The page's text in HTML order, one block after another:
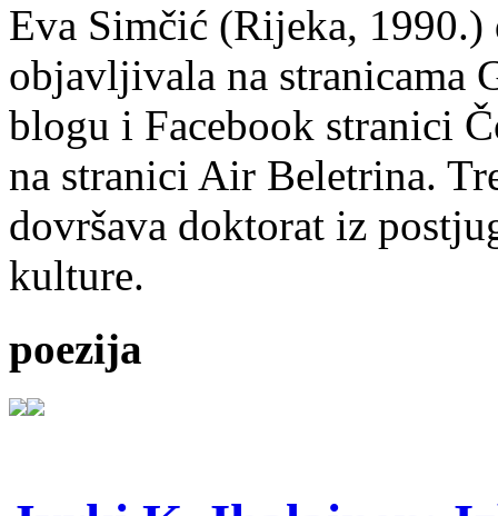
Eva Simčić (Rijeka, 1990.)
objavljivala na stranicama
blogu i Facebook stranici
na stranici Air Beletrina.
dovršava doktorat iz
kulture.
poezija